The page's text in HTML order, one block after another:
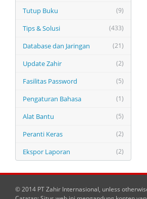
(9)
Tutup Buku
(433)
Tips & Solusi
(21)
Database dan Jaringan
(2)
Update Zahir
(5)
Fasilitas Password
(1)
Pengaturan Bahasa
(5)
Alat Bantu
(2)
Peranti Keras
(2)
Ekspor Laporan
© 2014 PT Zahir Internasional, unless